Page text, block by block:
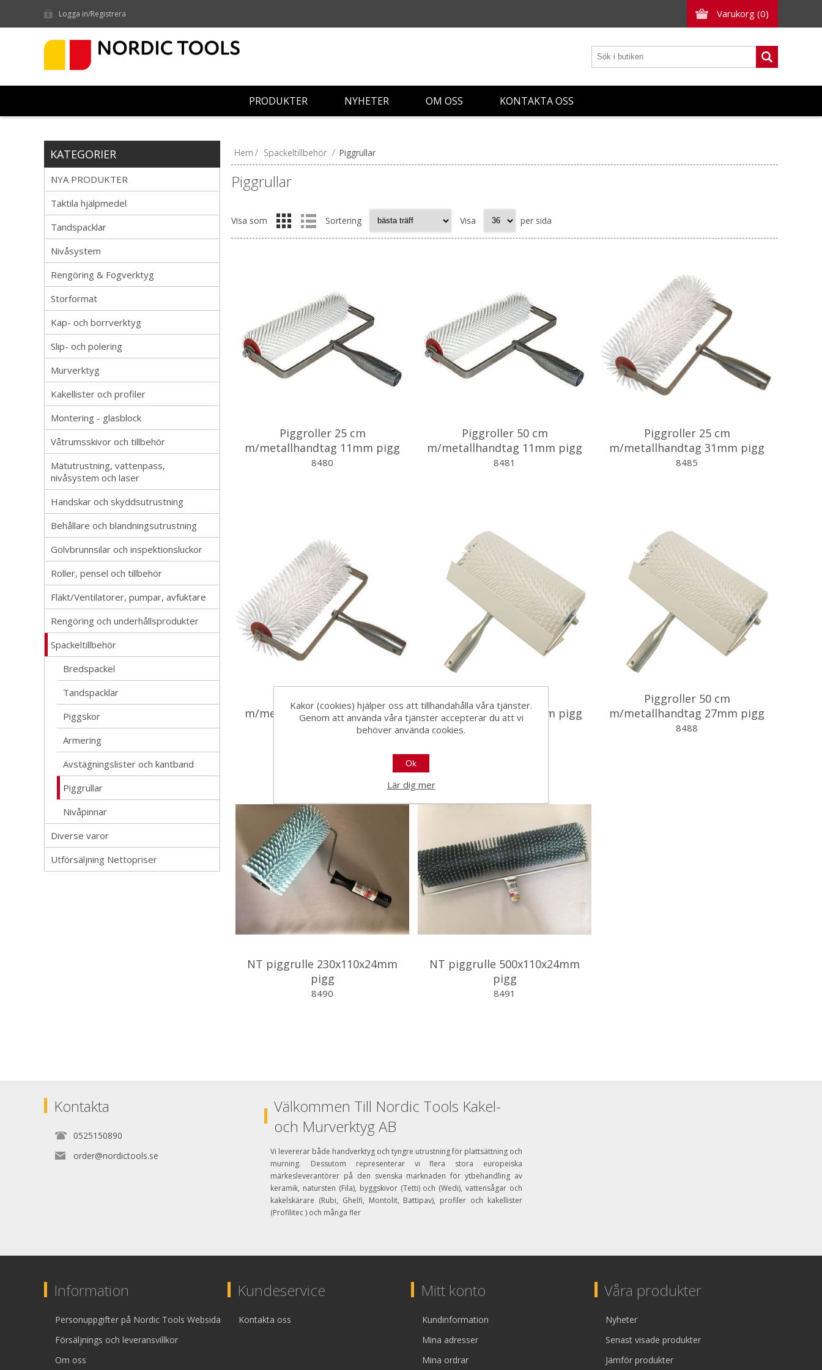
Varukorg (0)
Logga in/Registrera
PRODUKTER NYHETER OM OSS KONTAKTA OSS
Hem / Spackeltillbehör / Piggrullar
Piggrullar
Visa som Sortering Visa per sida
Piggroller 25 cm
m/metallhandtag 11mm pigg
8480
Piggroller 50 cm
m/metallhandtag 11mm pigg
8481
Piggroller 25 cm
m/metallhandtag 31mm pigg
8485
m/metallhandtag 31mm pigg
Piggroller 25 cm
m/metallhandtag 27mm pigg
Piggroller 50 cm
m/metallhandtag 27mm pigg
8488
NT piggrulle 230x110x24mm
pigg
8490
NT piggrulle 500x110x24mm
pigg
8491
KATEGORIER
NYA PRODUKTER
Taktila hjälpmedel
Tandspacklar
Nivåsystem
Rengöring & Fogverktyg
Storformat
Kap- och borrverktyg
Slip- och polering
Murverktyg
Kakellister och profiler
Montering - glasblock
Våtrumsskivor och tillbehör
Mätutrustning, vattenpass,
nivåsystem och laser
Handskar och skyddsutrustning
Behållare och blandningsutrustning
Golvbrunnsilar och inspektionsluckor
Roller, pensel och tillbehör
Fläkt/Ventilatorer, pumpar, avfuktare
Rengöring och underhållsprodukter
Spackeltillbehör
Bredspackel
Tandspacklar
Piggskor
Armering
Avstägningslister och kantband
Piggrullar
Nivåpinnar
Diverse varor
Utförsäljning Nettopriser
Kontakta
0525150890
order@nordictools.se
Välkommen Till Nordic Tools Kakel-
och Murverktyg AB
Vi levererar både handverktyg och tyngre utrustning för plattsättning och
murning. Dessutom representerar vi flera stora europeiska
märkesleverantörer på den svenska marknaden för ytbehandling av
keramik, natursten (Fila), byggskivor (Tetti) och (Wedi), vattensågar och
kakelskärare (Rubi, Ghelfi, Montolit, Battipav), profiler och kakellister
(Profilitec ) och många fler
Information
Personuppgifter på Nordic Tools Websida
Försäljnings och leveransvillkor
Om oss
Kundeservice
Kontakta oss
Mitt konto
Kundinformation
Mina adresser
Mina ordrar
Våra produkter
Nyheter
Senast visade produkter
Jämför produkter
Kakor (cookies) hjälper oss att tillhandahålla våra tjänster.
Genom att använda våra tjänster accepterar du att vi
behöver använda cookies.
Ok
Lär dig mer